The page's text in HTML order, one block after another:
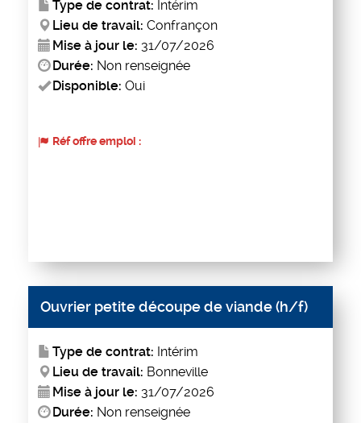
Type de contrat: Intérim
Lieu de travail: Confrançon
Mise à jour le: 31/07/2026
Durée: Non renseignée
Disponible: Oui
Réf offre emploi :
Ouvrier petite découpe de viande (h/f)
Type de contrat: Intérim
Lieu de travail: Bonneville
Mise à jour le: 31/07/2026
Durée: Non renseignée